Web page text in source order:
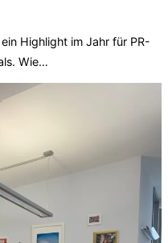
Highlight im Jahr für PR-
Wie…